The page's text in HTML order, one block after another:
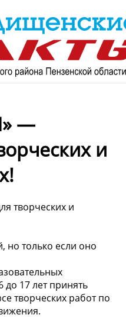
—
и
творческих и
только если оно
до 17 лет принять
творческих работ по